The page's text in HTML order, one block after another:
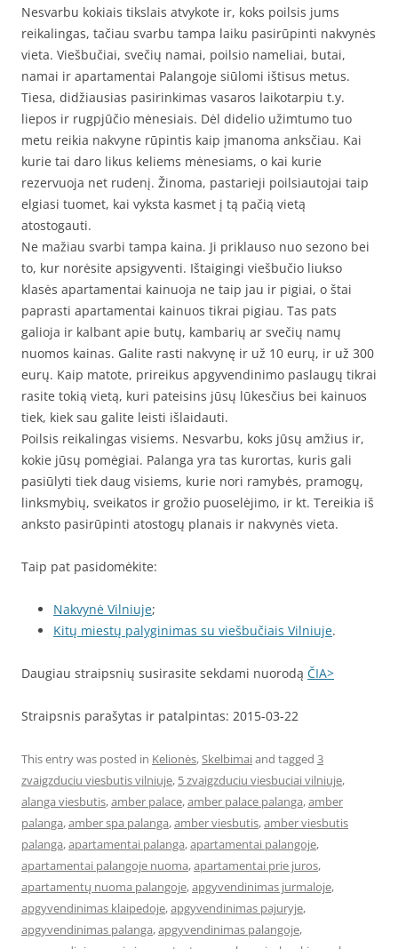
Nesvarbu kokiais tikslais atvykote ir, koks poilsis jums
reikalingas, tačiau svarbu tampa laiku pasirūpinti nakvynės
vieta. Viešbučiai, svečių namai, poilsio nameliai, butai,
namai ir apartamentai Palangoje siūlomi ištisus metus.
Tiesa, didžiausias pasirinkimas vasaros laikotarpiu t.y.
liepos ir rugpjūčio mėnesiais. Dėl didelio užimtumo tuo
metu reikia nakvyne rūpintis kaip įmanoma anksčiau. Kai
kurie tai daro likus keliems mėnesiams, o kai kurie
rezervuoja net rudenį. Žinoma, pastarieji poilsiautojai taip
elgiasi tuomet, kai vyksta kasmet į tą pačią vietą
atostogauti.
Ne mažiau svarbi tampa kaina. Ji priklauso nuo sezono bei
to, kur norėsite apsigyventi. Ištaigingi viešbučio liukso
klasės apartamentai kainuoja ne taip jau ir pigiai, o štai
paprasti apartamentai kainuos tikrai pigiau. Tas pats
galioja ir kalbant apie butų, kambarių ar svečių namų
nuomos kainas. Galite rasti nakvynę ir už 10 eurų, ir už 300
eurų. Kaip matote, prireikus apgyvendinimo paslaugų tikrai
rasite tokią vietą, kuri pateisins jūsų lūkesčius bei kainuos
tiek, kiek sau galite leisti išlaidauti.
Poilsis reikalingas visiems. Nesvarbu, koks jūsų amžius ir,
kokie jūsų pomėgiai. Palanga yra tas kurortas, kuris gali
pasiūlyti tiek daug visiems, kurie nori ramybės, pramogų,
linksmybių, sveikatos ir grožio puoselėjimo, ir kt. Tereikia iš
anksto pasirūpinti atostogų planais ir nakvynės vieta.
Taip pat pasidomėkite:
Nakvynė Vilniuje;
Kitų miestų palyginimas su viešbučiais Vilniuje.
Daugiau straipsnių susirasite sekdami nuorodą ČIA>
Straipsnis parašytas ir patalpintas: 2015-03-22
This entry was posted in Kelionės,Skelbimaiand tagged 3
zvaigzduciu viesbutis vilniuje, 5 zvaigzduciu viesbuciai vilniuje,
alanga viesbutis,amber palace,amber palace palanga,amber
palanga,amber spa palanga,amber viesbutis,amber viesbutis
palanga,apartamentai palanga,apartamentai palangoje,
apartamentai palangoje nuoma,apartamentai prie juros,
apartamentų nuoma palangoje,apgyvendinimas jurmaloje,
apgyvendinimas klaipedoje,apgyvendinimas pajuryje,
apgyvendinimas palanga,apgyvendinimas palangoje,